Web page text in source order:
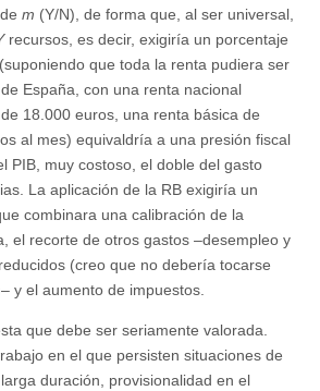
m (Y/N), de forma que, al ser universal,
recursos, es decir, exigiría un porcentaje
que toda la renta pudiera ser
España, con una renta nacional
18.000 euros, una renta básica de
al mes) equivaldría a una presión fiscal
PIB, muy costoso, el doble del gasto
La aplicación de la RB exigiría un
combinara una calibración de la
el recorte de otros gastos ‒desempleo y
(creo que no debería tocarse
y el aumento de impuestos.
que debe ser seriamente valorada.
en el que persisten situaciones de
duración, provisionalidad en el